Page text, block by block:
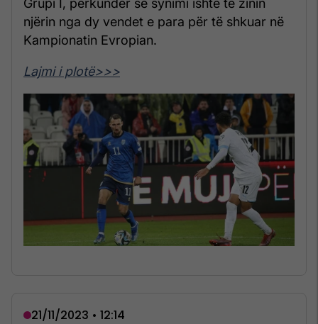
Grupi I, përkundër se synimi ishte të zinin
njërin nga dy vendet e para për të shkuar në
Kampionatin Evropian.
Lajmi i plotë>>>
21/11/2023 • 12:14